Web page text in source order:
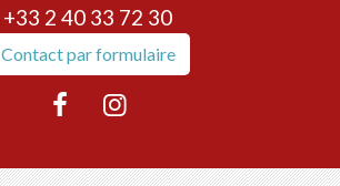
+33 2 40 33 72 30
Contact par formulaire